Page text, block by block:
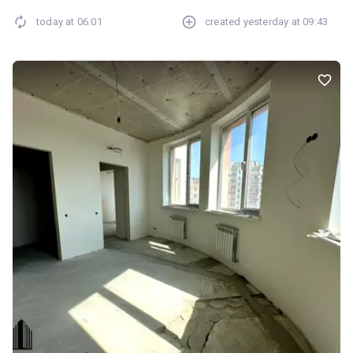
today at 06:01 created yesterday at 09:43